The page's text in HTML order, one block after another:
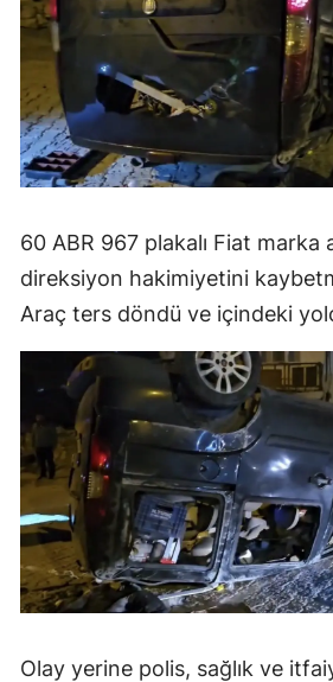
60 ABR 967 plakalı Fiat marka
direksiyon hakimiyetini
Araç ters döndü ve içindeki
Olay yerine polis, sağlık ve